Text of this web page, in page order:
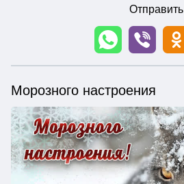
Отправить
Морозного настроения